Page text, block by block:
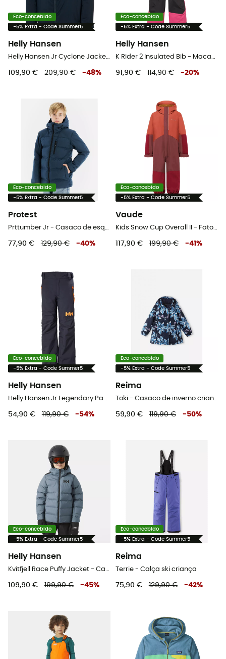
Eco-concebido
-5% Extra - Code Summer5
Helly Hansen
109,90 € 209,90 € -48%
Eco-concebido
-5% Extra - Code Summer5
Helly Hansen
91,90 € 114,90 € -20%
Eco-concebido
-5% Extra - Code Summer5
Protest
77,90 € 129,90 € -40%
Eco-concebido
-5% Extra - Code Summer5
Vaude
117,90 € 199,90 € -41 %
Eco-concebido
-5% Extra - Code Summer5
Helly Hansen
54,90 € 119,90 € -54%
Eco-concebido
-5% Extra - Code Summer5
Reima
59,90 € 119,90 € -50%
Eco-concebido
-5% Extra - Code Summer5
Helly Hansen
109,90 € 199,90 € -45%
Eco-concebido
-5% Extra - Code Summer5
Reima
Terrie - Calça ski criança
75,90 € 129,90 € -42%